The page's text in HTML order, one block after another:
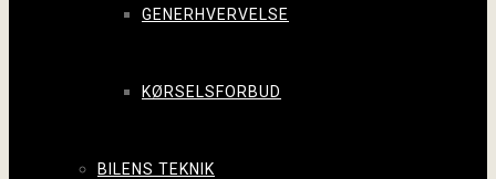
GENERHVERVELSE
KØRSELSFORBUD
BILENS TEKNIK